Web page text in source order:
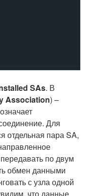
SAs. В
Association) –
Для
отдельная пара SA,
по двум
обмен данными
с узла одной